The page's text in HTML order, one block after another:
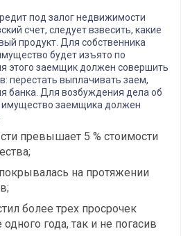
под залог недвижимости
счет, следует взвесить, какие
продукт. Для собственника
будет изъято по
этого заемщик должен совершить
перестать выплачивать заем,
банка. Для возбуждения дела об
заемщика должен
превышает 5 % стоимости
на протяжении
более трех просрочек
года, так и не погасив